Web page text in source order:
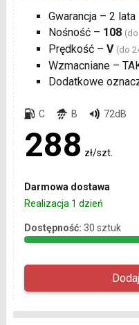
Gwarancja – 2 lata
Nośność – 108
Prędkość – V (do
Wzmacniane –
Dodatkowe
C B 72dB
288 zł/szt.
Darmowa dostawa
Realizacja 1 dzień
Dostępność: 30 sztuk